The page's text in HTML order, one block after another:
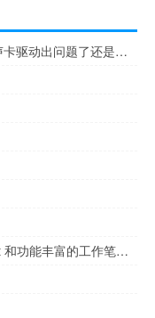
dell笔记本声卡驱动（怎么确定电脑是声卡驱动出问题了还是声卡坏了）
联想ThinkPadX1Nano评测Featherlight 和功能丰富的工作笔记本电脑